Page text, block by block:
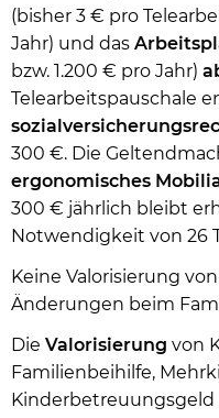
(bisher 3 € pro
Jahr) und das
bzw. 1.200 € pro Jahr)
Telearbeitspauschale
300 €. Die
ergonomisches
300 € jährlich bleibt
Notwendigkeit von 26
Keine Valorisierung
Änderungen beim
Die Valorisierung von
Familienbeihilfe,
Kinderbetreuungsgeld